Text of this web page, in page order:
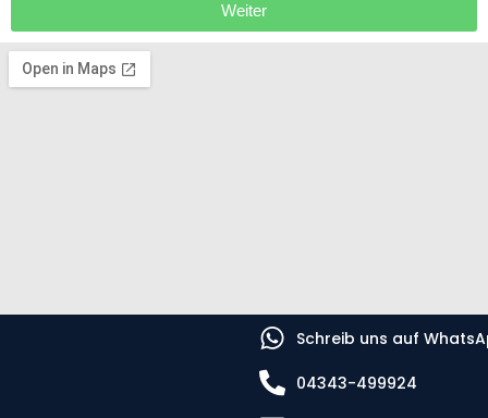
Weiter
Schreib uns auf
04343-499924